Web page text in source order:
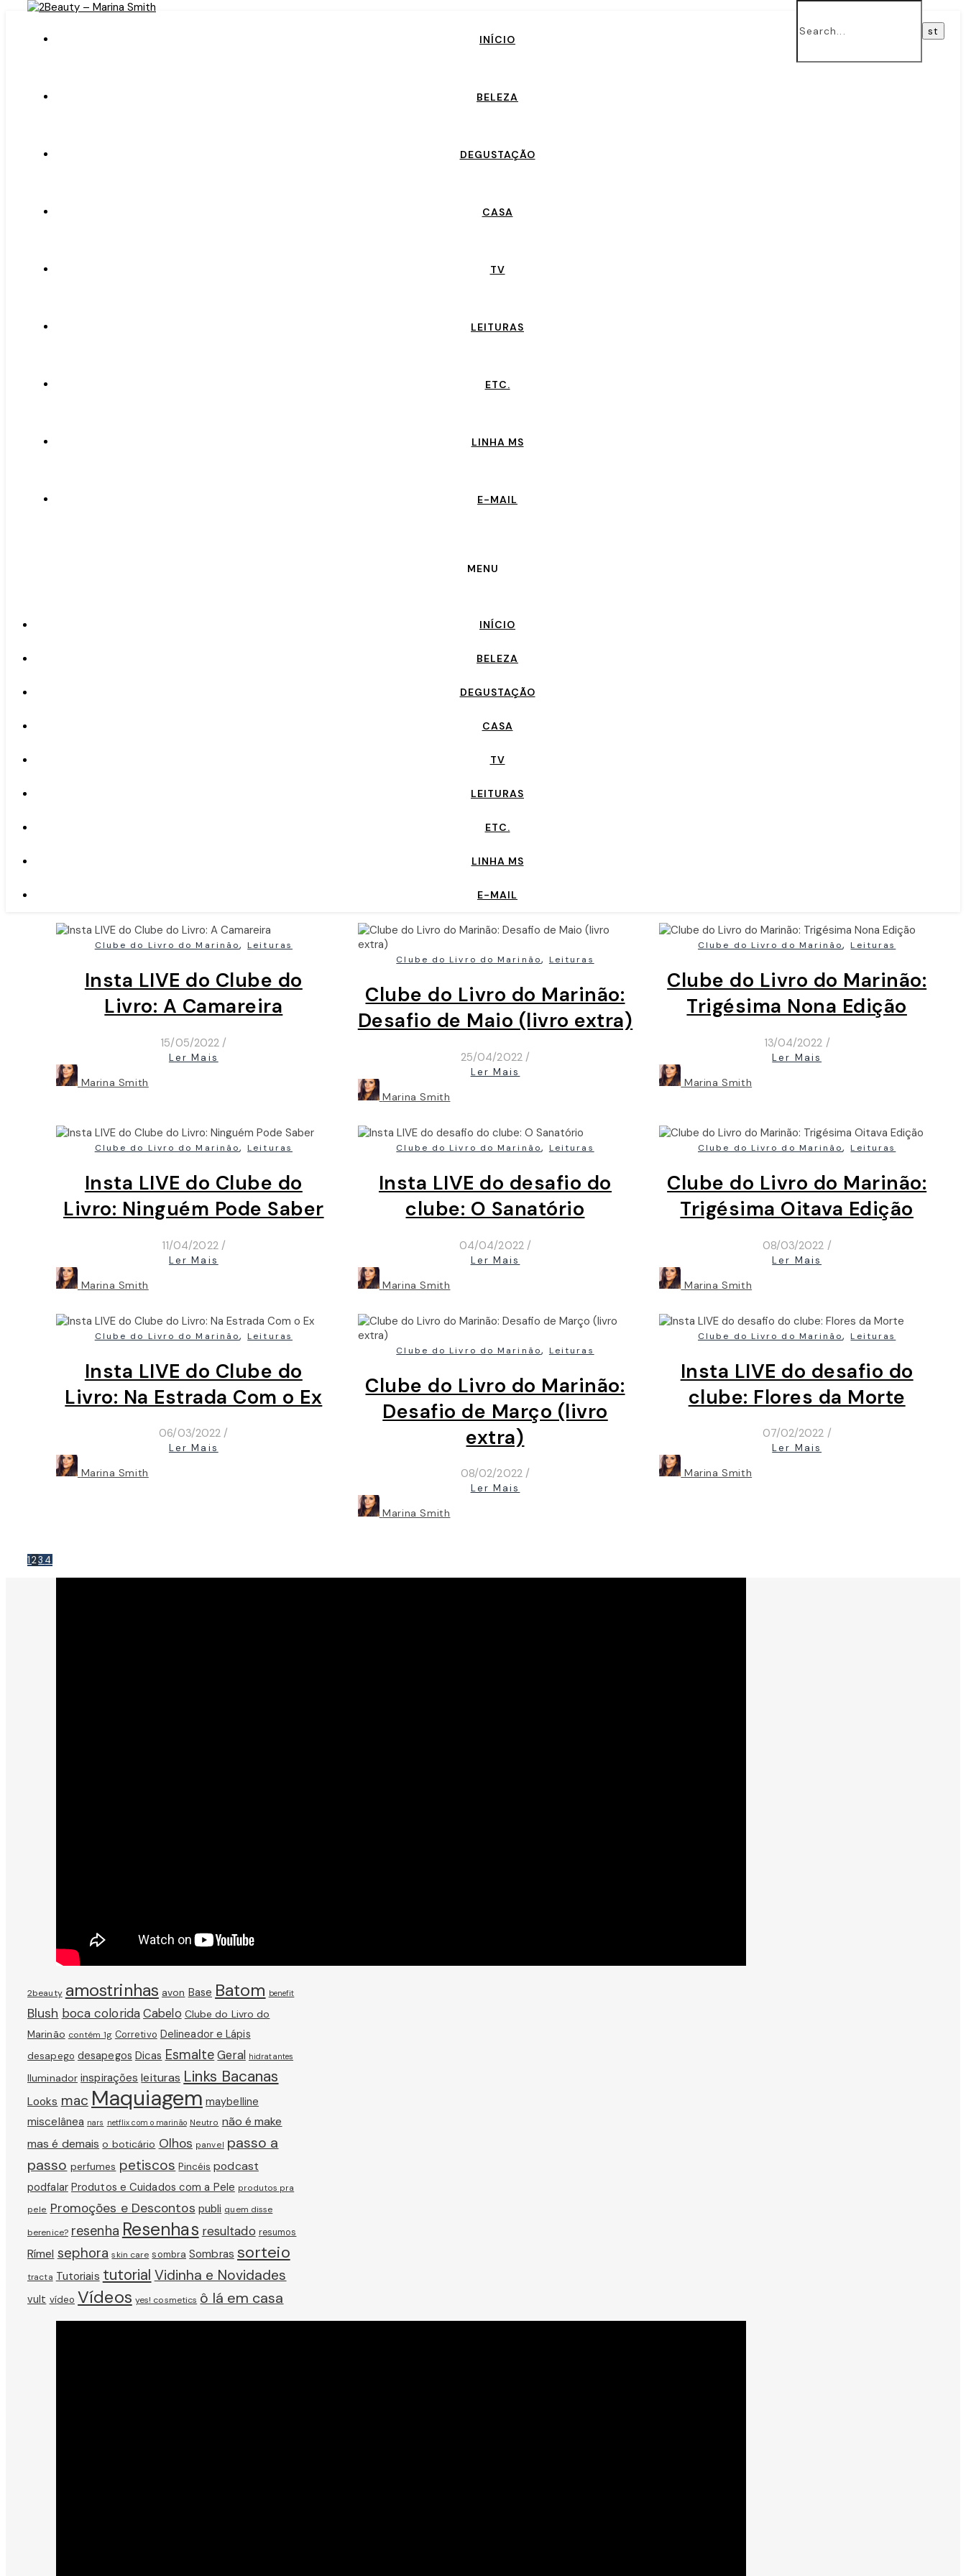
INÍCIO
BELEZA
DEGUSTAÇÃO
CASA
TV
LEITURAS
ETC.
LINHA MS
E-MAIL
MENU
INÍCIO
BELEZA
DEGUSTAÇÃO
CASA
TV
LEITURAS
ETC.
LINHA MS
E-MAIL
Clube do Livro do Marinão,Leituras
Insta LIVE do Clube do
Livro: A Camareira
15/05/2022 /
Ler Mais
Marina Smith
Clube do Livro do Marinão, Leituras
Clube do Livro do Marinão:
Desafio de Maio (livro extra)
25/04/2022 /
Ler Mais
Marina Smith
Clube do Livro do Marinão,Leituras
Clube do Livro do Marinão:
Trigésima Nona Edição
13/04/2022 /
Ler Mais
Marina Smith
Clube do Livro do Marinão,Leituras
Insta LIVE do Clube do
Livro: Ninguém Pode Saber
11/04/2022 /
Ler Mais
Marina Smith
Clube do Livro do Marinão, Leituras
Insta LIVE do desafio do
clube: O Sanatório
04/04/2022 /
Ler Mais
Marina Smith
Clube do Livro do Marinão,Leituras
Clube do Livro do Marinão:
Trigésima Oitava Edição
08/03/2022 /
Ler Mais
Marina Smith
Clube do Livro do Marinão,Leituras
Insta LIVE do Clube do
Livro: Na Estrada Com o Ex
06/03/2022 /
Ler Mais
Marina Smith
Clube do Livro do Marinão, Leituras
Clube do Livro do Marinão:
Desafio de Março (livro
extra)
08/02/2022 /
Ler Mais
Marina Smith
Clube do Livro do Marinão,Leituras
Insta LIVE do desafio do
clube: Flores da Morte
07/02/2022 /
Ler Mais
Marina Smith
123 4
2beauty amostrinhas avon Base Batom benefit
Blush boca coloridaCabelo Clube do Livro do
Marinão contém 1g Corretivo Delineador e Lápis
desapego desapegos Dicas Esmalte Geral hidratantes
Iluminador inspirações leituras Links Bacanas
Looks mac Maquiagem maybelline
miscelânea nars netflix com o marinão Neutro não é make
mas é demais o boticário Olhos panvel passo a
passo perfumes petiscos Pincéis podcast
podfalar Produtos e Cuidados com a Pele produtos pra
pele Promoções e Descontos publi quem disse
berenice? resenha Resenhas resultado resumos
Rímel sephora skin care sombra Sombras sorteio
tracta Tutoriais tutorial Vidinha e Novidades
vult vídeo Vídeos yes! cosmetics ô lá em casa